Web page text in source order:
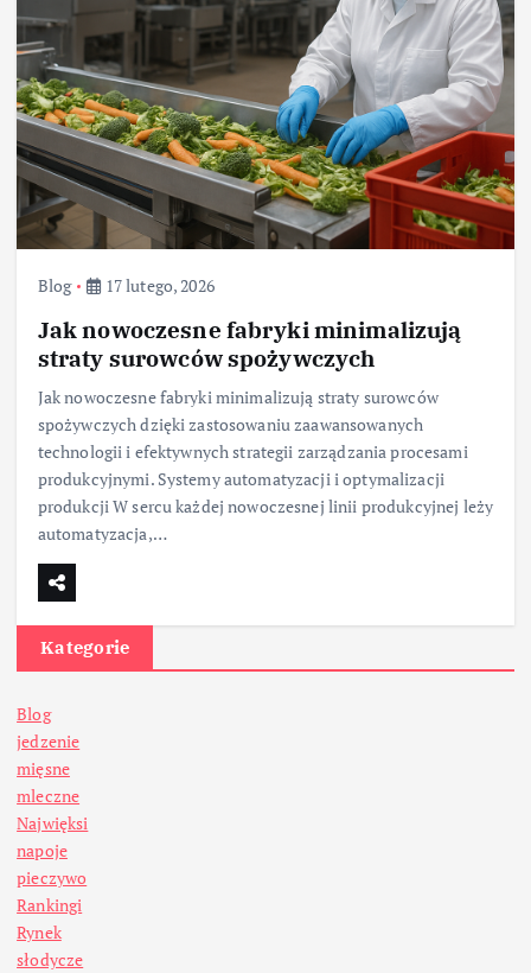
Blog 17 lutego, 2026
Jak nowoczesne fabryki minimalizują
straty surowców spożywczych
Jak nowoczesne fabryki minimalizują straty surowców
spożywczych dzięki zastosowaniu zaawansowanych
technologii i efektywnych strategii zarządzania procesami
produkcyjnymi. Systemy automatyzacji i optymalizacji
produkcji W sercu każdej nowoczesnej linii produkcyjnej leży
automatyzacja,…
Kategorie
Blog
jedzenie
mięsne
mleczne
Najwięksi
napoje
pieczywo
Rankingi
Rynek
słodycze